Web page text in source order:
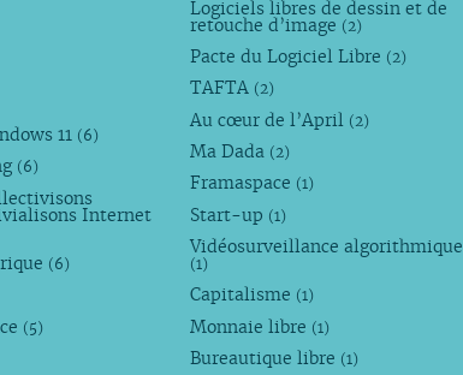
11 (6)
(6)
Internet
(6)
(5)
Logiciels libres de dessin et de
retouche d’image (2)
Pacte du Logiciel Libre (2)
TAFTA (2)
Au cœur de l’April (2)
Ma Dada (2)
Framaspace (1)
Start-up (1)
Vidéosurveillance algorithmique
(1)
Capitalisme (1)
Monnaie libre (1)
Bureautique libre (1)